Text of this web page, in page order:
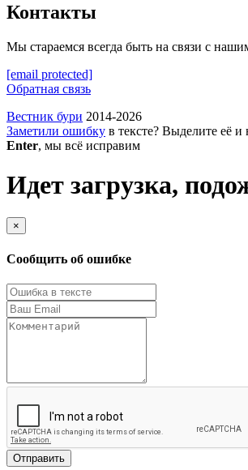
Контакты
Мы стараемся всегда быть на связи с
[email protected]
Обратная связь
Вестник бури 2014-2026
Заметили ошибку в тексте? Выделите её
Enter, мы всё исправим
Идет загрузка,
×
Сообщить об ошибке
Отправить